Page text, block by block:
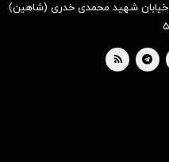
- خیابان شهید محمدی خدری (شاهین)